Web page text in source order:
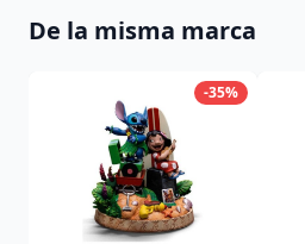
De la misma marca
-35%